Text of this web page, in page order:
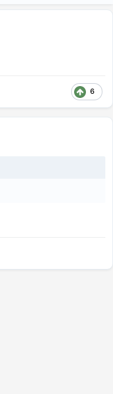
6